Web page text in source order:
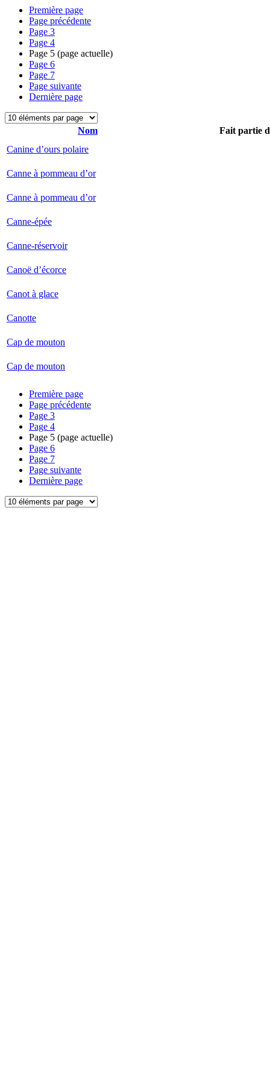
Première page
Page précédente
Page 3
Page 4
Page 5 (page actuelle)
Page 6
Page 7
Page suivante
Dernière page
Nom
Fait partie
Canine d’ours polaire
Canne à pommeau d’or
Canne à pommeau d’or
Canne-épée
Canne-réservoir
Canoë d’écorce
Canot à glace
Canotte
Cap de mouton
Cap de mouton
Première page
Page précédente
Page 3
Page 4
Page 5 (page actuelle)
Page 6
Page 7
Page suivante
Dernière page